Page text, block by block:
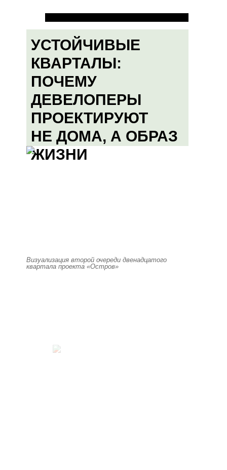
УСТОЙЧИВЫЕ
КВАРТАЛЫ:
ПОЧЕМУ
ДЕВЕЛОПЕРЫ
ПРОЕКТИРУЮТ
НЕ ДОМА, А ОБРАЗ
ЖИЗНИ
Визуализация второй очереди двенадцатого
квартала проекта «Остров»